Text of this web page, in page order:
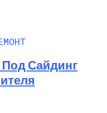
Сайдинг